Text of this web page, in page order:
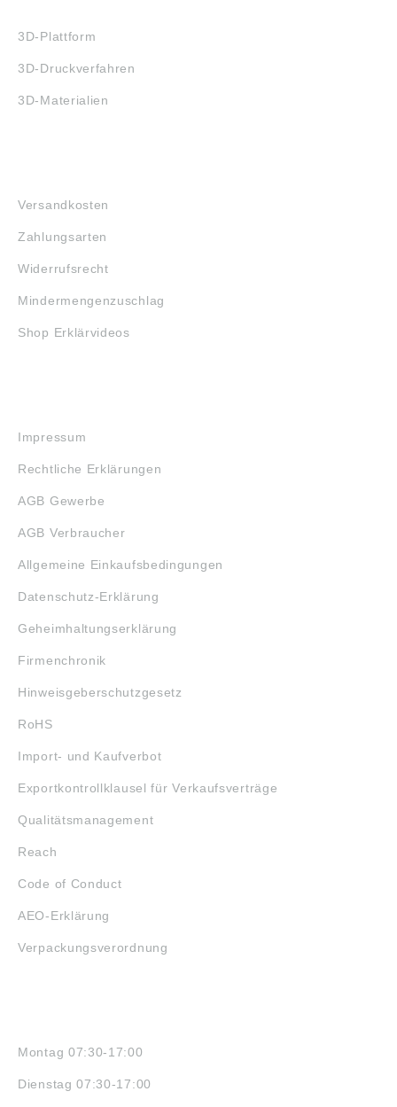
3D-Plattform
3D-Druckverfahren
3D-Materialien
Versandkosten
Zahlungsarten
Widerrufsrecht
Mindermengenzuschlag
Shop Erklärvideos
Impressum
Rechtliche Erklärungen
AGB Gewerbe
AGB Verbraucher
Allgemeine Einkaufsbedingungen
Datenschutz-Erklärung
Geheimhaltungserklärung
Firmenchronik
Hinweisgeberschutzgesetz
RoHS
Import- und Kaufverbot
Exportkontrollklausel für Verkaufsverträge
Qualitätsmanagement
Reach
Code of Conduct
AEO-Erklärung
Verpackungsverordnung
Montag 07:30-17:00
Dienstag 07:30-17:00